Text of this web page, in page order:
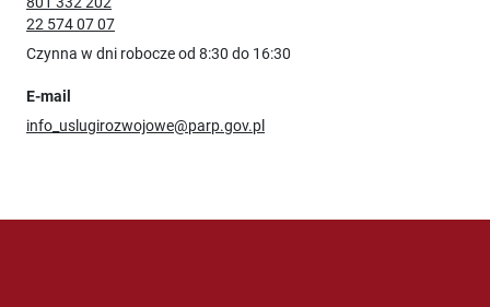
22 574 07 07
Czynna w dni robocze od 8:30 do 16:30
E-mail
info_uslugirozwojowe@parp.gov.pl